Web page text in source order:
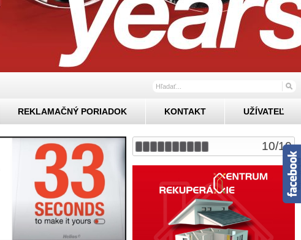
REKLAMAČNÝ PORIADOK KONTAKT UŽÍVATEĽ
10/10